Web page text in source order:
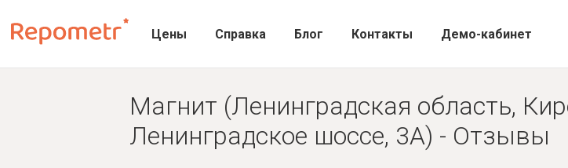
Цены Справка Блог Контакты Демо-кабинет
Магнит (Ленинградская область,
Ленинградское шоссе, 3А) - Отзывы